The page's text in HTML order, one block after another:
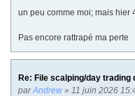
un peu comme moi; mais hier
Pas encore rattrapé ma perte
Re: File scalping/day trading
parAndrew » 11 juin 2026